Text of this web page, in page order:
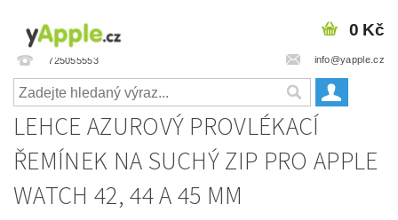
725055553 info@yapple.cz
0 Kč
LEHCE AZUROVÝ PROVLÉKACÍ
ŘEMÍNEK NA SUCHÝ ZIP PRO APPLE
WATCH 42, 44 A 45 MM